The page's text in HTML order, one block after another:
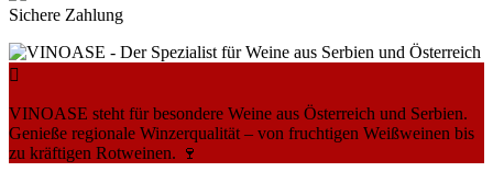
Sichere Zahlung

VINOASE steht für besondere Weine aus Österreich und Serbien.
Genieße regionale Winzerqualität – von fruchtigen Weißweinen bis
zu kräftigen Rotweinen. 🍷